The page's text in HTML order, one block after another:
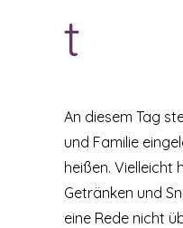
t
An diesem Tag
und Familie
heißen. Vielleicht
Getränken und
eine Rede nicht